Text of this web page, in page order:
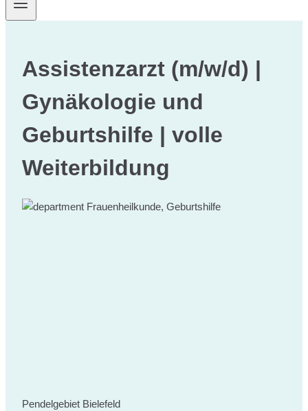
Assistenzarzt (m/w/d) |
Gynäkologie und
Geburtshilfe | volle
Weiterbildung
Frauenheilkunde, Geburtshilfe
Pendelgebiet Bielefeld